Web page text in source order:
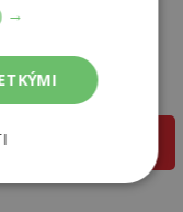
v C# od
do košíka
→